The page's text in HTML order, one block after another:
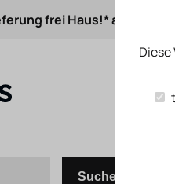
frei Haus!* ab 50 €
Suchen